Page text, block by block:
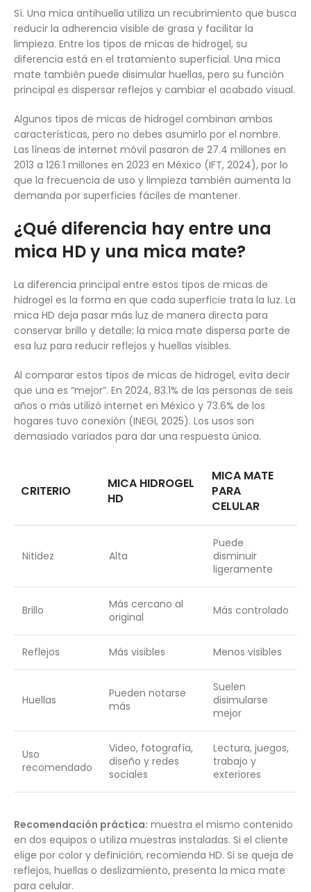
Sí. Una mica antihuella utiliza un recubrimiento que busca
reducir la adherencia visible de grasa y facilitar la
limpieza. Entre los tipos de micas de hidrogel, su
diferencia está en el tratamiento superficial. Una mica
mate también puede disimular huellas, pero su función
principal es dispersar reflejos y cambiar el acabado visual.
Algunos tipos de micas de hidrogel combinan ambas
características, pero no debes asumirlo por el nombre.
Las líneas de internet móvil pasaron de 27.4 millones en
2013 a 126.1 millones en 2023 en México (IFT, 2024), por lo
que la frecuencia de uso y limpieza también aumenta la
demanda por superficies fáciles de mantener.
¿Qué diferencia hay entre una
mica HD y una mica mate?
La diferencia principal entre estos tipos de micas de
hidrogel es la forma en que cada superficie trata la luz. La
mica HD deja pasar más luz de manera directa para
conservar brillo y detalle; la mica mate dispersa parte de
esa luz para reducir reflejos y huellas visibles.
Al comparar estos tipos de micas de hidrogel, evita decir
que una es “mejor”. En 2024, 83.1% de las personas de seis
años o más utilizó internet en México y 73.6% de los
hogares tuvo conexión (INEGI, 2025). Los usos son
demasiado variados para dar una respuesta única.
CRITERIO
MICA HIDROGEL
HD
MICA MATE
PARA
CELULAR
Nitidez Alta
Puede
disminuir
ligeramente
Brillo
Más cercano al
original
Más controlado
Reflejos Más visibles Menos visibles
Huellas
Pueden notarse
más
Suelen
disimularse
mejor
Uso
recomendado
Video, fotografía,
diseño y redes
sociales
Lectura, juegos,
trabajo y
exteriores
Recomendación práctica: muestra el mismo contenido
en dos equipos o utiliza muestras instaladas. Si el cliente
elige por color y definición, recomienda HD. Si se queja de
reflejos, huellas o deslizamiento, presenta la mica mate
para celular.